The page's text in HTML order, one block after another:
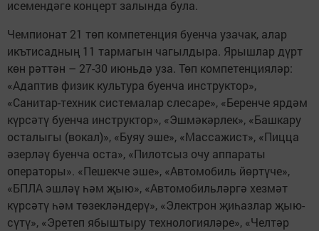
исемендәге концерт залында була.
Чемпионат 21 төп компетенция буенча узачак, алар
икътисадның 11 тармагын чагылдыра. Ярышлар дүрт
көн рәттән – 27-30 июньдә уза. Төп компетенцияләр:
«Адаптив физик культура буенча инструктор»,
«Санитар-техник системалар слесаре», «Беренче ярдәм
күрсәтү буенча инструктор», «Эшмәкәрлек», «Башкару
осталыгы (вокал)», «Буяу эше», «Массажист», «Пицца
әзерләү буенча оста», «Пилотсыз очу аппараты
операторы». «Пешекче эше», «Автомобиль йөртүче»,
«БПЛА эшләү һәм җыю», «Автомобильләргә хезмәт
күрсәтү һәм төзекләндерү», «Электрон җиһазлар җыю-
сүтү», «Эретеп ябыштыру технологияләре», «Челтәр